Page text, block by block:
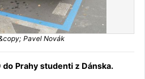
Pavel Novák
Prahy studenti z Dánska.